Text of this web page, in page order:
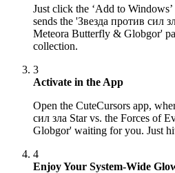
Just click the ‘Add to
sends the 'Звезда против сил
Meteora Butterfly & Globgor'
collection.
3
Activate in the App
Open the CuteCursors app,
сил зла Star vs. the Forces of
Globgor' waiting for you. Just
4
Enjoy Your System-Wide